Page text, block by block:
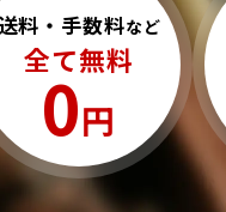
料・手数料など
全て無料
0円